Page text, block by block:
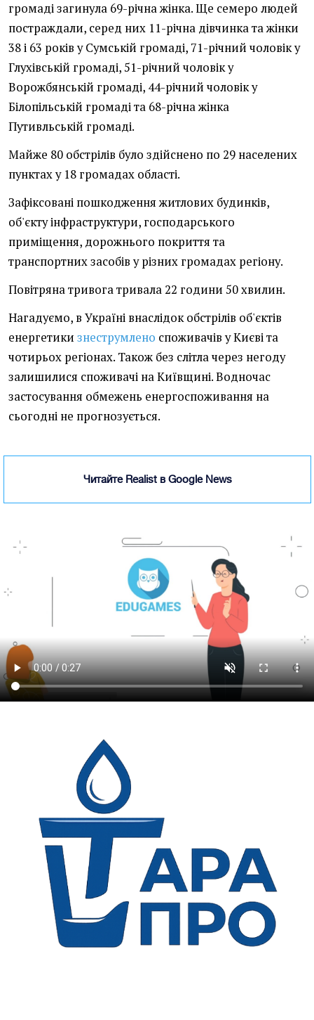
громаді загинула 69-річна жінка. Ще семеро людей
постраждали, серед них 11-річна дівчинка та жінки
38 і 63 років у Сумській громаді, 71-річний чоловік у
Глухівській громаді, 51-річний чоловік у
Ворожбянській громаді, 44-річний чоловік у
Білопільській громаді та 68-річна жінка
Путивльській громаді.
Майже 80 обстрілів було здійснено по 29 населених
пунктах у 18 громадах області.
Зафіксовані пошкодження житлових будинків,
об'єкту інфраструктури, господарського
приміщення, дорожнього покриття та
транспортних засобів у різних громадах регіону.
Повітряна тривога тривала 22 години 50 хвилин.
Нагадуємо, в Україні внаслідок обстрілів об'єктів
енергетики знеструмлено споживачів у Києві та
чотирьох регіонах. Також без слітла через негоду
залишилися споживачі на Київщині. Водночас
застосування обмежень енергоспоживання на
сьогодні не прогнозується.
Читайте Realist в Google News